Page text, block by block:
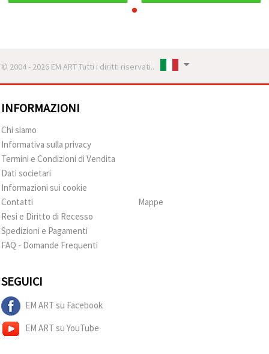
© 2004 - 2026 EM ART Tutti i diritti riservati..
INFORMAZIONI
Chi siamo
Informativa sulla privacy
Termini e Condizioni di Vendita
Dati societari
Informazioni sui cookie
Contatti
Resi e Diritto di Recesso
Spedizioni e Pagamenti
FAQ - Domande Frequenti
Mappe
SEGUICI
EM ART su Facebook
EM ART su YouTube